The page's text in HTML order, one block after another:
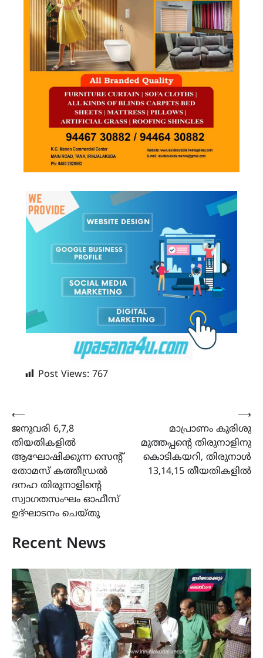
Post Views: 767
Post
navigation
⟵
ജനുവരി 6,7,8
തിയതികളില്‍
ആഘോഷിക്കുന്ന സെന്റ്
തോമസ് കത്തീഡ്രല്‍
ദനഹ തിരുനാളിന്‍റെ
സ്വാഗതസംഘം ഓഫീസ്
ഉദ്ഘാടനം ചെയ്തു
മാപ്രാണം കുരിശു
മുത്തപ്പന്‍റെ തിരുനാളിനു
കൊടികയറി, തിരുനാൾ
13,14,15 തീയതികളിൽ
⟶
Recent News